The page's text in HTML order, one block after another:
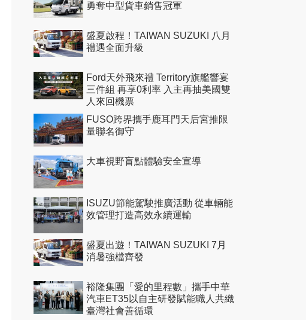
勇奪中型貨車銷售冠軍
盛夏啟程！TAIWAN SUZUKI 八月
禮遇全面升級
Ford天外飛來禮 Territory旗艦響宴
三件組 再享0利率 入主再抽美國雙
人來回機票
FUSO跨界攜手鹿耳門天后宮推限
量聯名御守
大車視野盲點體驗安全宣導
ISUZU節能駕駛推廣活動 從車輛能
效管理打造高效永續運輸
盛夏出遊！TAIWAN SUZUKI 7月
消暑強檔齊發
裕隆集團「愛的里程數」攜手中華
汽車ET35以自主研發賦能職人共織
臺灣社會善循環